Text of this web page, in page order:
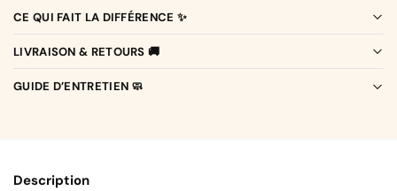
CE QUI FAIT LA DIFFÉRENCE ✨
LIVRAISON & RETOURS 🚚
GUIDE D’ENTRETIEN 🧼
Description